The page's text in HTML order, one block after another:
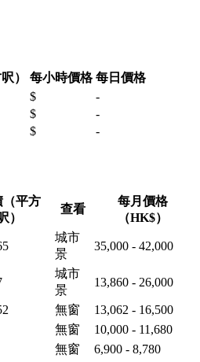
） 每小時價格 每日價格
$
-
$
-
$ -
（平方
）
查看
每月價格
（HK$）
城市
景
35,000 - 42,000
城市
景
13,860 - 26,000
無窗
13,062 - 16,500
無窗
10,000 - 11,680
無窗
6,900 - 8,780